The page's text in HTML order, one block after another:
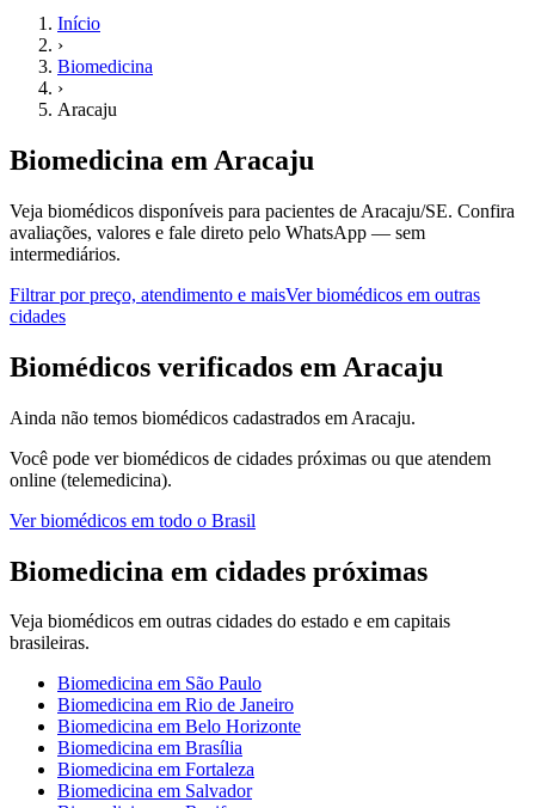
Início
›
Biomedicina
›
Aracaju
Biomedicina em Aracaju
Veja biomédicos disponíveis para pacientes de Aracaju/SE. Confira
avaliações, valores e fale direto pelo WhatsApp — sem
intermediários.
Filtrar por preço, atendimento e maisVerbiomédicos em outras
cidades
Biomédicos verificados em Aracaju
Ainda não temos biomédicos cadastrados em Aracaju.
Você pode verbiomédicos de cidades próximas ou que atendem
online (telemedicina).
Verbiomédicos em todo o Brasil
Biomedicina em cidades próximas
Veja biomédicos em outras cidades do estado e em capitais
brasileiras.
Biomedicina em São Paulo
Biomedicina em Rio de Janeiro
Biomedicina em Belo Horizonte
Biomedicina em Brasília
Biomedicina em Fortaleza
Biomedicina em Salvador